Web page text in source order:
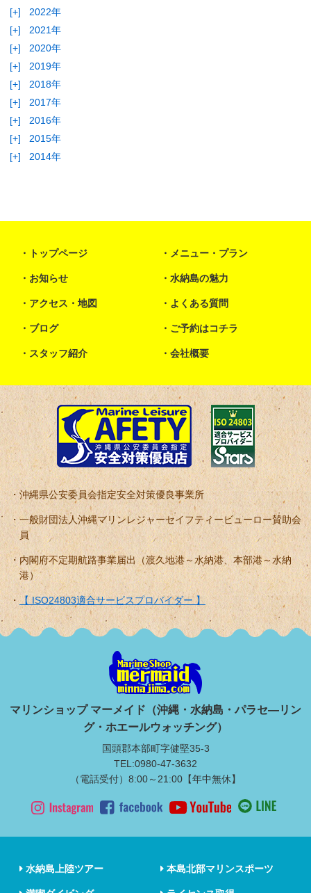
[+]
2022年
[+]
2021年
[+]
2020年
[+]
2019年
[+]
2018年
[+]
2017年
[+]
2016年
[+]
2015年
[+]
2014年
トップページ メニュー・プラン
お知らせ 水納島の魅力
アクセス・地図 よくある質問
ブログ ご予約はコチラ
スタッフ紹介 会社概要
沖縄県公安委員会指定安全対策優良事業所
一般財団法人沖縄マリンレジャーセイフティービューロー賛助会
員
内閣府不定期航路事業届出（渡久地港～水納港、本部港～水納
港）
【 ISO24803適合サービスプロバイダー 】
マリンショップ マーメイド（沖縄・水納島・パラセ―リン
グ・ホエールウォッチング）
国頭郡本部町字健堅35-3
TEL:0980-47-3632
（電話受付）8:00～21:00【年中無休】
水納島上陸ツアー 本島北部マリンスポーツ